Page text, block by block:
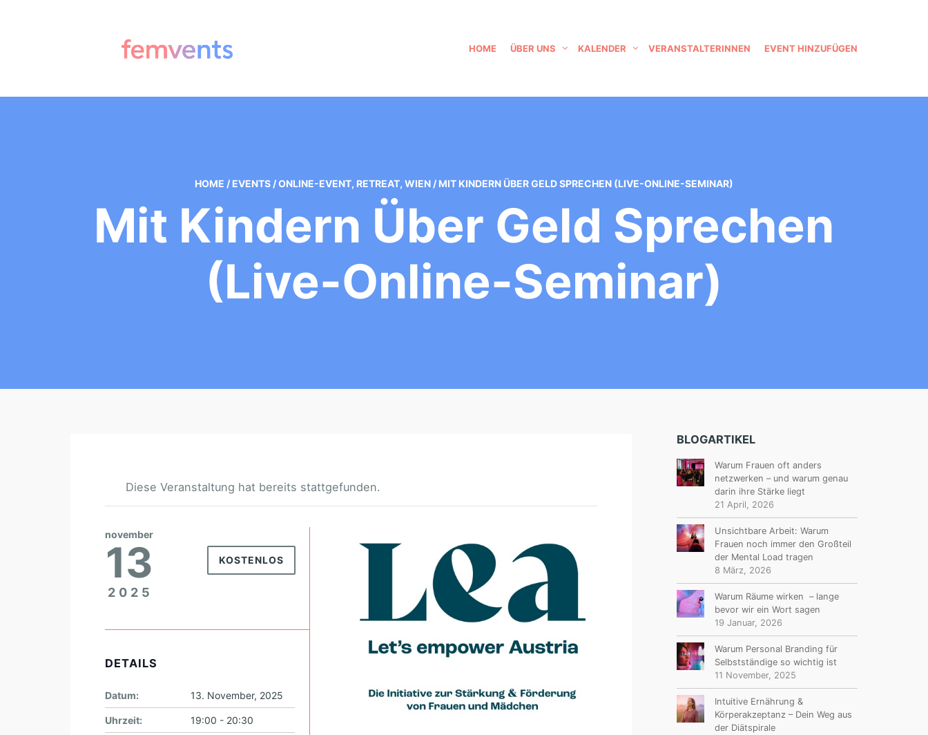
HOME ÜBER UNS KALENDER VERANSTALTERINNEN EVENT HINZUFÜGEN
HOME / EVENTS /ONLINE-EVENT, RETREAT, WIEN / MIT KINDERN ÜBER GELD SPRECHEN (LIVE-ONLINE-SEMINAR)
Mit Kindern Über Geld Sprechen
(Live-Online-Seminar)
Diese Veranstaltung hat bereits stattgefunden.
M
november
13
2025
KOSTENLOS
DETAILS
Datum: 13. November, 2025
Uhrzeit: 19:00 - 20:30
BLOGARTIKEL
Warum Frauen oft anders
netzwerken – und warum genau
darin ihre Stärke liegt
21 April, 2026
Unsichtbare Arbeit: Warum
Frauen noch immer den Großteil
der Mental Load tragen
8 März, 2026
Warum Räume wirken – lange
bevor wir ein Wort sagen
19 Januar, 2026
Warum Personal Branding für
Selbstständige so wichtig ist
11 November, 2025
Intuitive Ernährung &
Körperakzeptanz – Dein Weg aus
der Diätspirale